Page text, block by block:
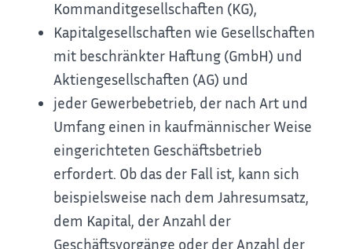
Kommanditgesellschaften (KG),
Kapitalgesellschaften wie Gesellschaften
mit beschränkter Haftung (GmbH) und
Aktiengesellschaften (AG) und
jeder Gewerbebetrieb, der nach Art und
Umfang einen in kaufmännischer Weise
eingerichteten Geschäftsbetrieb
erfordert. Ob das der Fall ist, kann sich
beispielsweise nach dem Jahresumsatz,
dem Kapital, der Anzahl der
Geschäftsvorgänge oder der Anzahl der